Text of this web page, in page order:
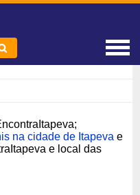
na cidade de Itapeva e
e local das